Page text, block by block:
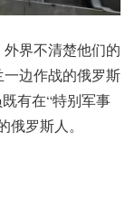
界不清楚他们的
边作战的俄罗斯
有在“特别军事
罗斯人。